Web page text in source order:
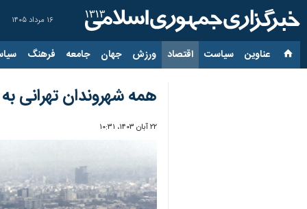
۱۶ مرداد ۱۴۰۵
عناوین‌ سیاست اقتصاد ورزش جهان جامعه فرهنگ
همه شهروندان
۲۲ آبان ۱۴۰۳، ۱۰:۳۱